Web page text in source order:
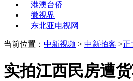
港澳台侨
微视界
东北亚电视网
当前位置： 中新视频 > 中新拍客 >正
实拍江西民房遭